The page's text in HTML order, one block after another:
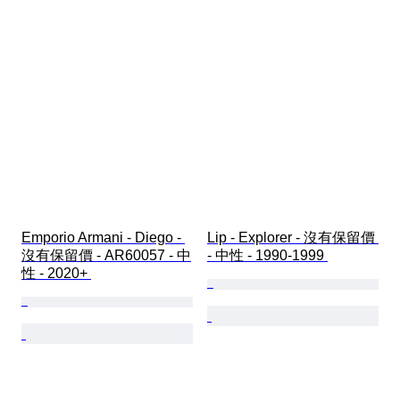
Emporio Armani - Diego -
沒有保留價 - AR60057 - 中
性 - 2020+
Lip - Explorer - 沒有保留價
- 中性 - 1990-1999